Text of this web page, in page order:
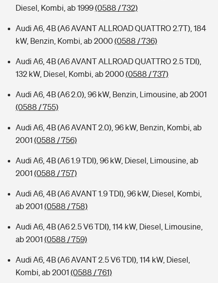
Diesel, Kombi, ab 1999(0588 / 732)
Audi A6, 4B (A6 AVANT ALLROAD QUATTRO 2.7T), 184
kW, Benzin, Kombi, ab 2000(0588 / 736)
Audi A6, 4B (A6 AVANT ALLROAD QUATTRO 2.5 TDI),
132 kW, Diesel, Kombi, ab 2000(0588 / 737)
Audi A6, 4B (A6 2.0), 96 kW, Benzin, Limousine, ab 2001
(0588 / 755)
Audi A6, 4B (A6 AVANT 2.0), 96 kW, Benzin, Kombi, ab
2001 (0588 / 756)
Audi A6, 4B (A6 1.9 TDI), 96 kW, Diesel, Limousine, ab
2001 (0588 / 757)
Audi A6, 4B (A6 AVANT 1.9 TDI), 96 kW, Diesel, Kombi,
ab 2001 (0588 / 758)
Audi A6, 4B (A6 2.5 V6 TDI), 114 kW, Diesel, Limousine,
ab 2001 (0588 / 759)
Audi A6, 4B (A6 AVANT 2.5 V6 TDI), 114 kW, Diesel,
Kombi, ab 2001 (0588 / 761)